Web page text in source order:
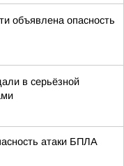
объявлена опасность
в серьёзной
атаки БПЛА